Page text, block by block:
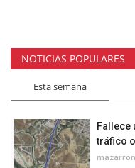
NOTICIAS POPULARES
Esta semana
Fallece
tráfico